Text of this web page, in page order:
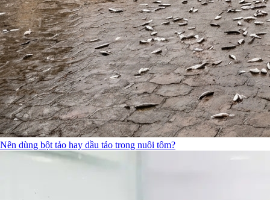
Nên dùng bột tảo hay dầu tảo trong nuôi tôm?